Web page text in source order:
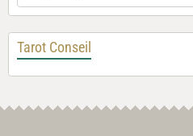
Tarot Conseil